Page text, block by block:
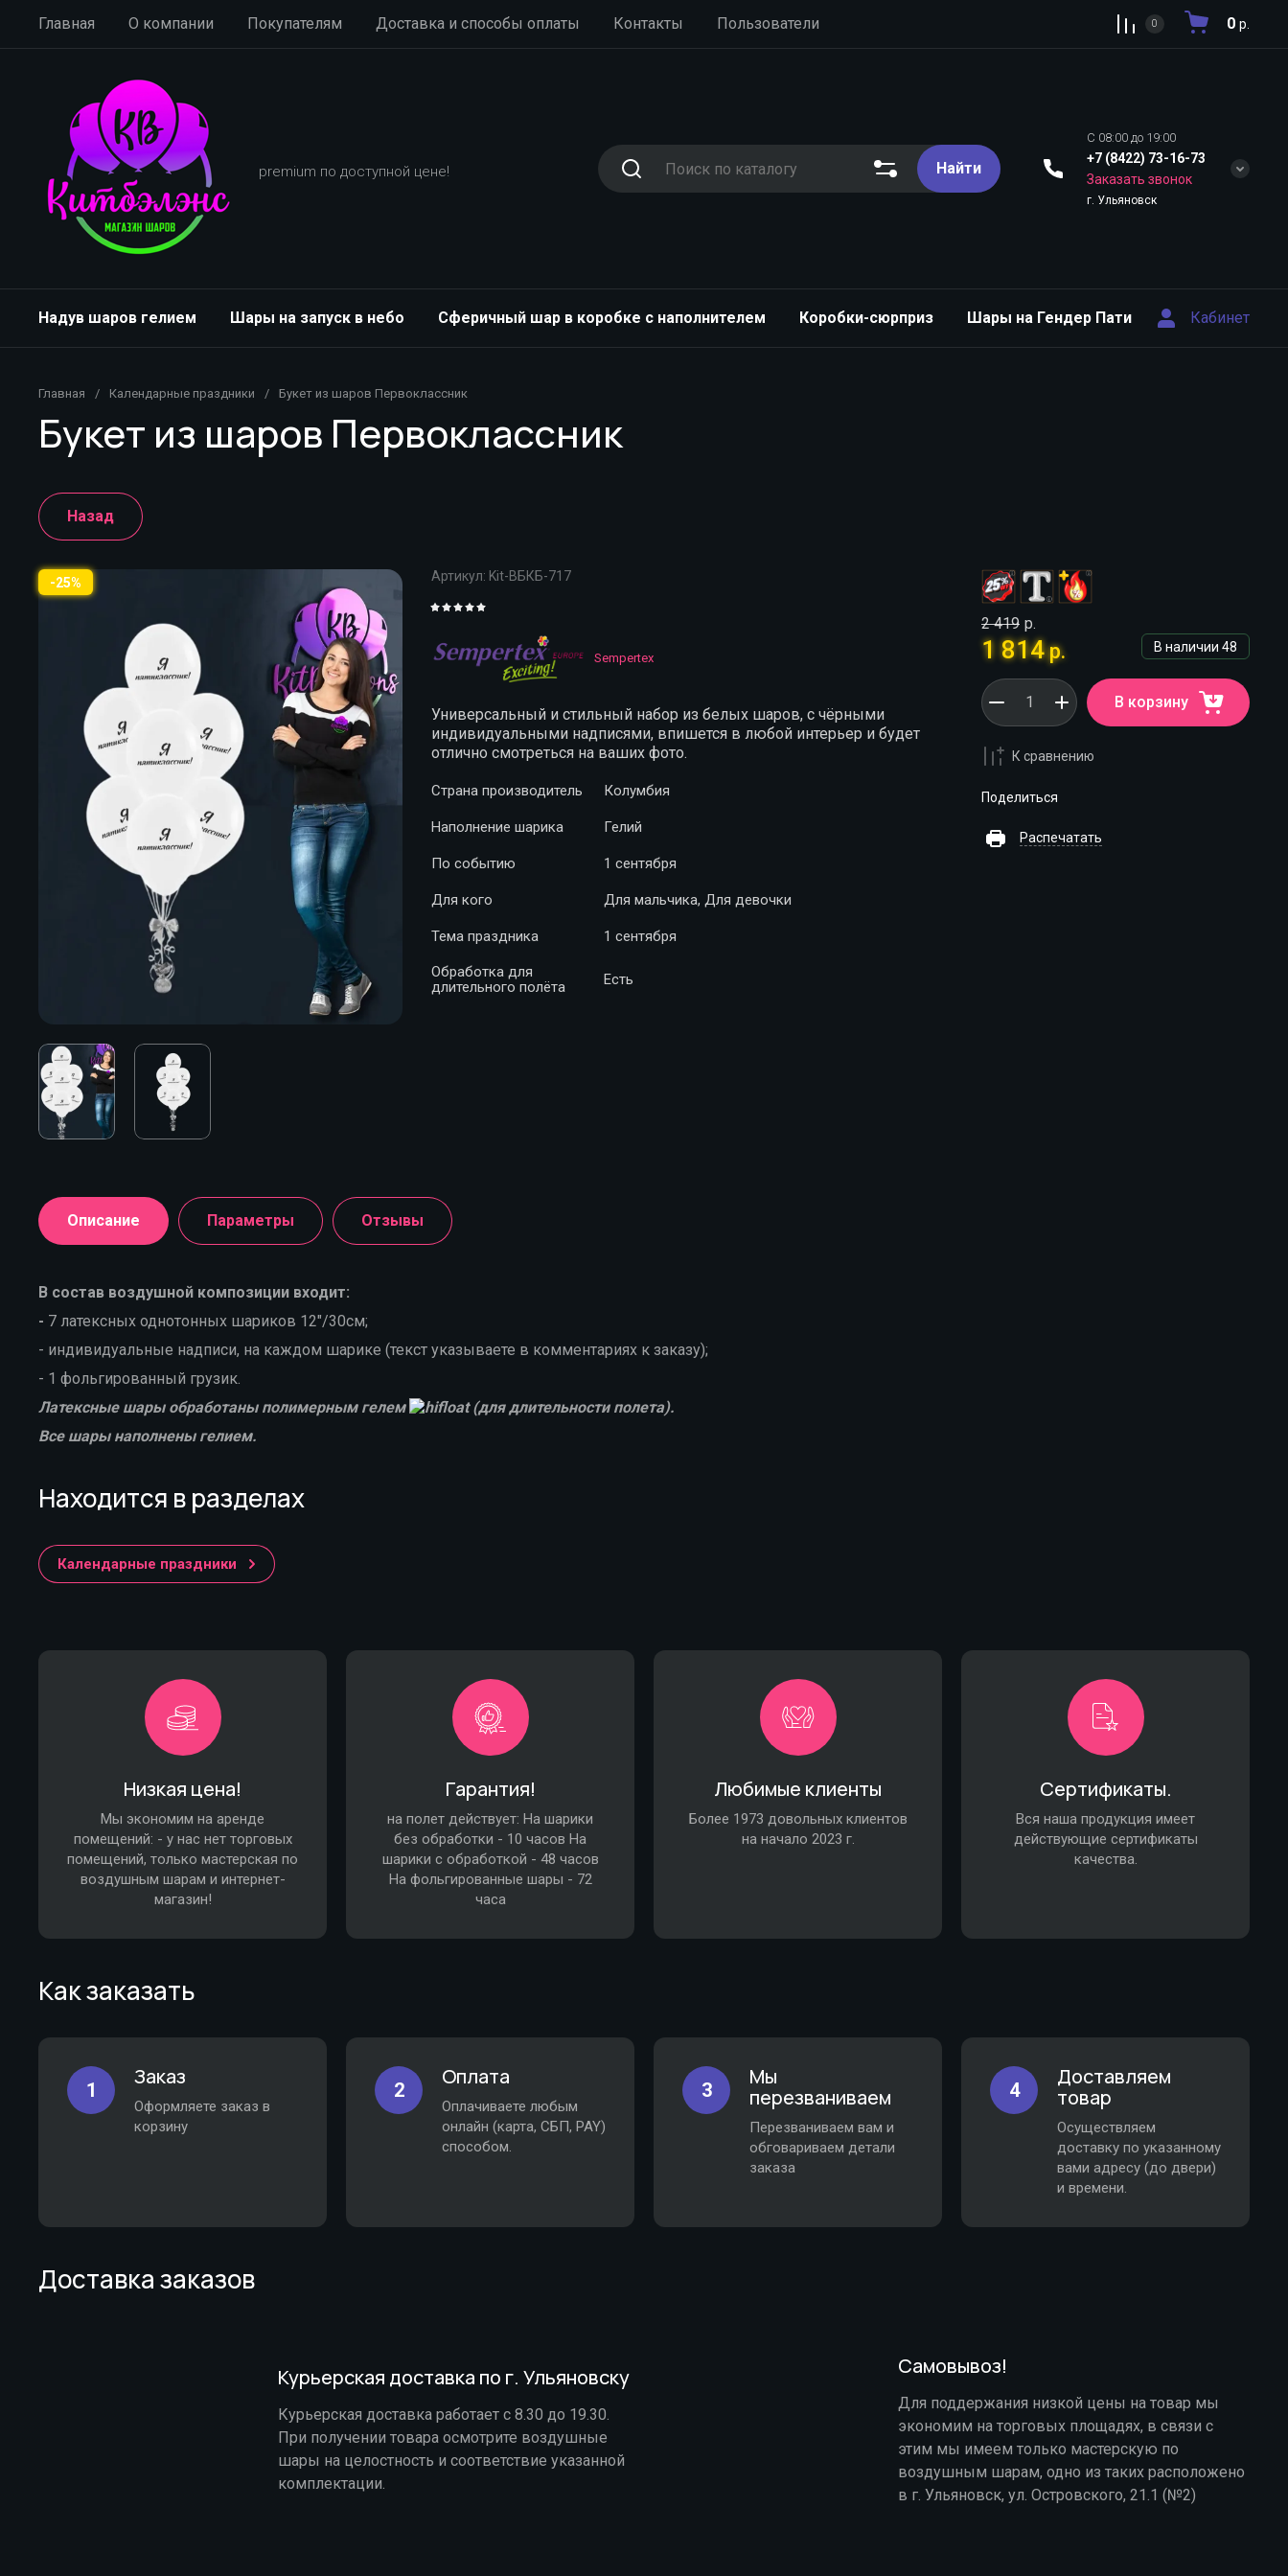
Главная О компании Покупателям Доставка и способы оплаты Контакты Пользователи 0 0 р.
premium по доступной цене! Найти
C 08:00 до 19:00
+7 (8422) 73-16-73
Заказать звонок
г. Ульяновск
Надув шаров гелием Шары на запуск в небо Сферичный шар в коробке с наполнителем Коробки-сюрприз Шары на Гендер Пати Шары на
Кабинет
Главная / Календарные праздники / Букет из шаров Первоклассник
Букет из шаров Первоклассник
Назад
-25% Артикул: Kit-ВБКБ-717
Sempertex
Универсальный и стильный набор из белых шаров, с чёрными
индивидуальными надписями, впишется в любой интерьер и будет
отлично смотреться на ваших фото.
Страна производитель Колумбия
Наполнение шарика Гелий
По событию 1 сентября
Для кого Для мальчика, Для девочки
Тема праздника 1 сентября
Обработка для
длительного полёта
Есть
В наличии 48
2 419 р.
1 814 р.
В корзину
К сравнению
Поделиться
Распечатать
Описание Параметры Отзывы
В состав воздушной композиции входит:
- 7 латексных однотонных шариков 12"/30см;
- индивидуальные надписи, на каждом шарике (текст указываете в комментариях к заказу);
- 1 фольгированный грузик.
Латексные шары обработаны полимерным гелем
(для длительности полета).
Все шары наполнены гелием.
Находится в разделах
Календарные праздники
Низкая цена!
Мы экономим на аренде
помещений: - у нас нет торговых
помещений, только мастерская по
воздушным шарам и интернет-
магазин!
Гарантия!
на полет действует: На шарики
без обработки - 10 часов На
шарики с обработкой - 48 часов
На фольгированные шары - 72
часа
Любимые клиенты
Более 1973 довольных клиентов
на начало 2023 г.
Сертификаты.
Вся наша продукция имеет
действующие сертификаты
качества.
Как заказать
1
Заказ
Оформляете заказ в
корзину
2
Оплата
Оплачиваете любым
онлайн (карта, СБП, PAY)
способом.
3
Мы
перезваниваем
Перезваниваем вам и
обговариваем детали
заказа
4
Доставляем
товар
Осуществляем
доставку по указанному
вами адресу (до двери)
и времени.
Доставка заказов
Курьерская доставка по г. Ульяновску
Курьерская доставка работает с 8.30 до 19.30.
При получении товара осмотрите воздушные
шары на целостность и соответствие указанной
комплектации.
Самовывоз!
Для поддержания низкой цены на товар мы
экономим на торговых площадях, в связи с
этим мы имеем только мастерскую по
воздушным шарам, одно из таких расположено
в г. Ульяновск, ул. Островского, 21.1 (№2)